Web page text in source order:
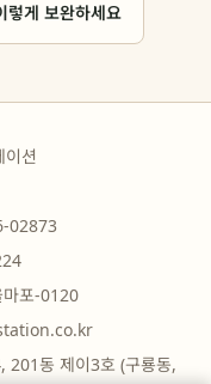
렇게 보완하세요
션
02873
포-0120
201동 제이3호 (구룡동,